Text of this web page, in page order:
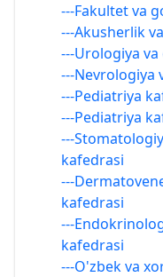
---Fakultet va
---Akusherlik
---Urologiya
---Nevrologiya
---Pediatriya
---Pediatriya
---
kafedrasi
---
kafedrasi
---
kafedrasi
---O'zbek va